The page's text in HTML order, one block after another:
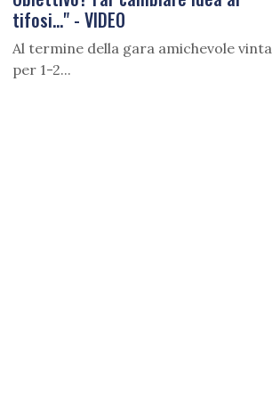
tifosi..." - VIDEO
Al termine della gara amichevole vinta
per 1-2...